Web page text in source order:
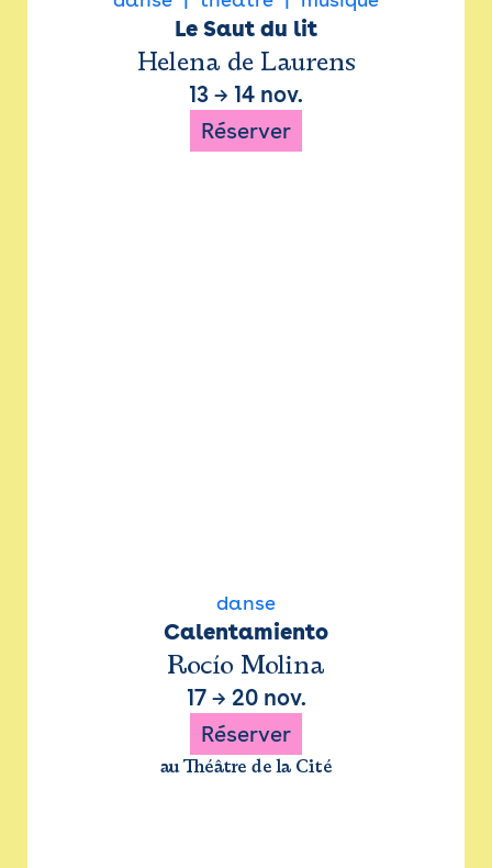
Le Saut du lit
Helena de Laurens
13 → 14 nov.
Réserver
danse
Calentamiento
Rocío Molina
17→ 20 nov.
Réserver
au Théâtre de la Cité